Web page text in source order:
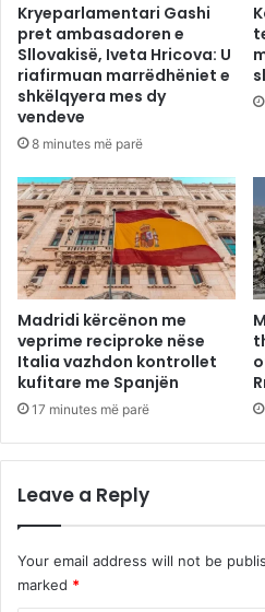
Kryeparlamentari Gashi
pret ambasadoren e
Sllovakisë, Iveta Hricova: U
riafirmuan marrëdhëniet e
shkëlqyera mes dy
vendeve
8 minutes më parë
Madridi kërcënon me
veprime reciproke nëse
Italia vazhdon kontrollet
kufitare me Spanjën
17 minutes më parë
Leave a Reply
Your email address will not be
marked *